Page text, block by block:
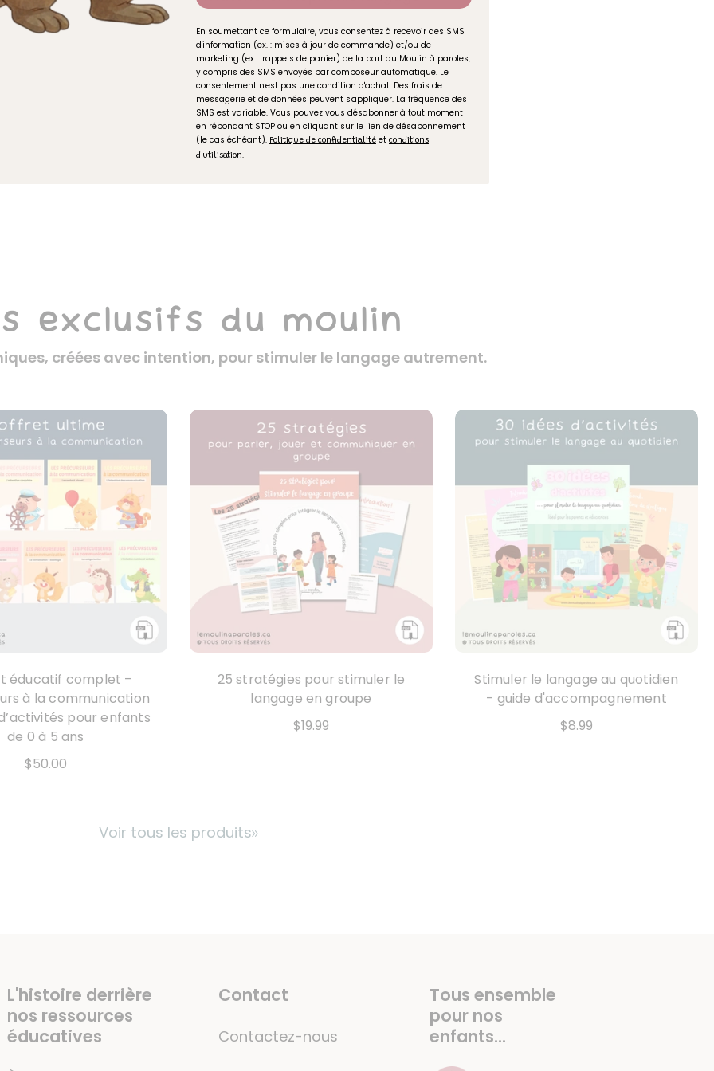
Partager
Ajouter à mes favoris
exclusifs du moulin
créées avec intention, pour stimuler le langage autrement.
éducatif complet –
à la communication
pour enfants
de 0 à 5 ans
$50.00
25 stratégies pour stimuler le
langage en groupe
$19.99
Stimuler le langage au quotidien
- guide d'accompagnement
$8.99
Voir tous les produits
L'histoire derrière
nos ressources
éducatives
Contact
Contactez-nous
Tous ensemble
pour nos
enfants...
En soumettant ce formulaire, vous consentez à recevoir des SMS
d'information (ex. : mises à jour de commande) et/ou de
marketing (ex. : rappels de panier) de la part du Moulin à paroles,
y compris des SMS envoyés par composeur automatique. Le
consentement n'est pas une condition d'achat. Des frais de
messagerie et de données peuvent s'appliquer. La fréquence des
SMS est variable. Vous pouvez vous désabonner à tout moment
en répondant STOP ou en cliquant sur le lien de désabonnement
(le cas échéant). Politique de confidentialité et conditions
d'utilisation.